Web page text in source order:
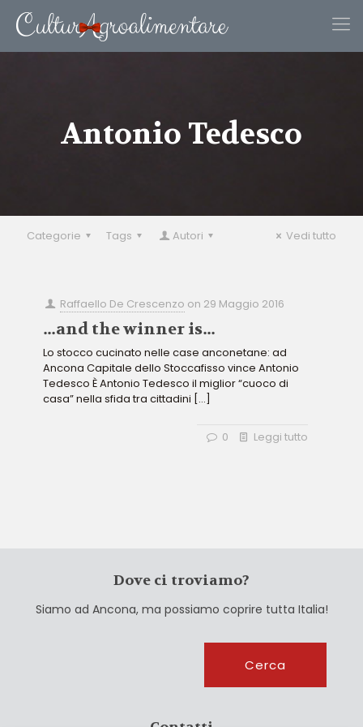
Antonio Tedesco
Categorie Tags Autori Vedi tutto
Raffaello De Crescenzo on 29 Maggio 2016
…and the winner is…
Lo stocco cucinato nelle case anconetane: ad
Ancona Capitale dello Stoccafisso vince Antonio
Tedesco È Antonio Tedesco il miglior “cuoco di
casa” nella sfida tra cittadini […]
0 Leggi tutto
Dove ci troviamo?
Siamo ad Ancona, ma possiamo coprire tutta Italia!
Cerca